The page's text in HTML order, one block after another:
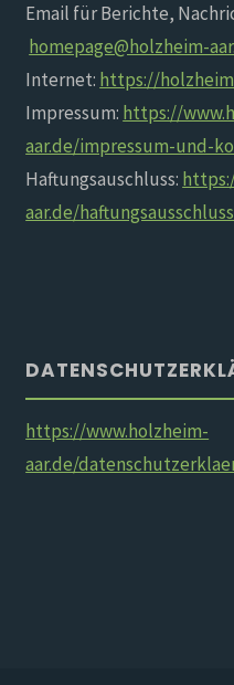
Email für Berichte,
homepage@holzheim-
Internet: https://
Impressum: https://
aar.de/impressum-und-
Haftungsauschluss:
aar.de/
https://www.holzheim-
aar.de/